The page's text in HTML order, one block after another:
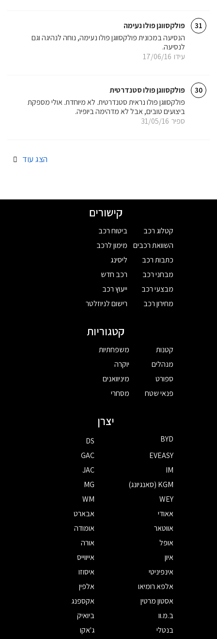
31 פולקסווגן פולו נעימה
עידו 17/06/16
הנסיעה במכונית פולקסווגן פולו נעימה, נוחה לנהיגה וגם
לנסיעה.
30 פולקסווגן פולו סטנדרטית
ספיר 31/05/16
פולקסווגן פולו נראית סטנדרטית. לא מיוחדת. אולי מספקת
ביצועים טובים, אבל לא מדהימה ביופיה.
הצג עוד
קישורים
קטלוג רכב
השוואת רכבים
כתבות רכב
מבחני רכב
מבצעי רכב
מחירון רכב
ביטוח רכב
מימון לרכב
ליסינג
רכב חדש
ייעוץ רכב
רישום לניוזלטר
קטגוריות
קטנות
מנהלים
ספורט
פנאי שטח
משפחתיות
יוקרה
מיניוואנים
מסחרי
יצרן
BYD
DS
EVEASY
GAC
IM
JAC
KGM (סאנגיונג)
MG
WEY
WM
אאודי
אבארט
אווטאר
אומודה
אופל
אורה
איון
אייווייס
אינפיניטי
איסוזו
אלפא רומיאו
אלפין
אסטון מרטין
אקספנג
ב.מ.וו
ביואיק
בנטלי
ג'אקו